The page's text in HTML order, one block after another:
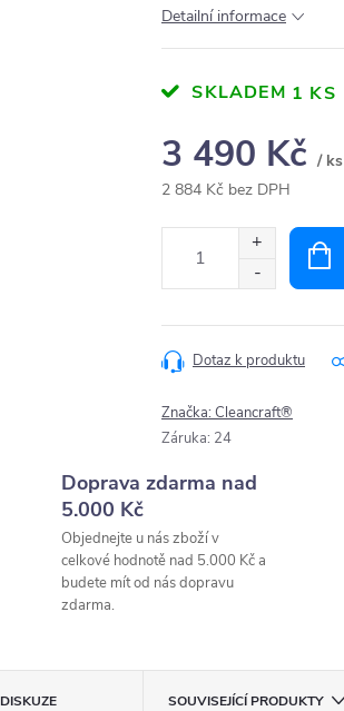
Detailní informace
SKLADEM 1 KS
3 490 Kč / ks
2 884 Kč bez DPH
Dotaz k produktu
Značka:Cleancraft®
Záruka: 24
Doprava zdarma nad
5.000 Kč
Objednejte u nás zboží v
celkové hodnotě nad 5.000 Kč a
budete mít od nás dopravu
zdarma.
DISKUZE SOUVISEJÍCÍ PRODUKTY